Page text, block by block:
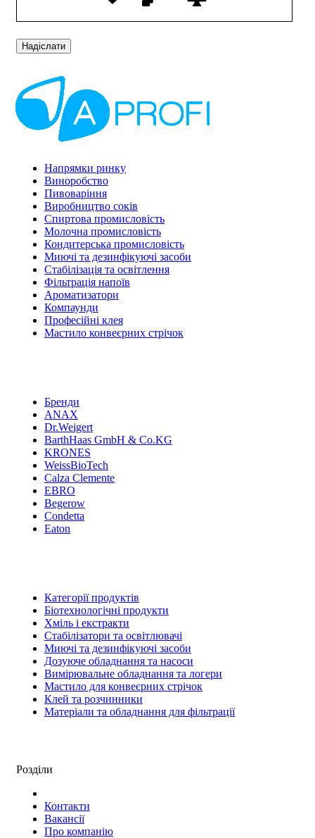
Напрямки ринку
Виноробство
Пивоваріння
Виробництво соків
Спиртова промисловість
Молочна промисловість
Кондитерська промисловість
Миючі та дезинфікуючі засоби
Стабілізація та освітлення
Фільтрація напоїв
Ароматизатори
Компаунди
Професійні клея
Мастило конвеєрних стрічок
Бренди
ANAX
Dr.Weigert
BarthHaas GmbH & Co.KG
KRONES
WeissBioTech
Calza Clemente
EBRO
Begerow
Condetta
Eaton
Категорії продуктів
Біотехнологічні продукти
Хміль і екстракти
Стабілізатори та освітлювачі
Миючі та дезинфікуючі засоби
Дозуюче обладнання та насоси
Вимірювальне обладнання та логери
Мастило для конвеєрних стрічок
Клей та розчинники
Матеріали та обладнання для фільтрації
Розділи
Контакти
Вакансії
Про компанію